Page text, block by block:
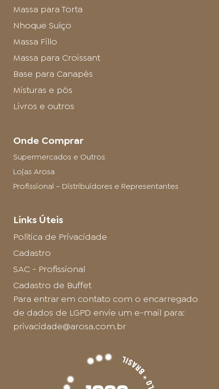
Massa para Torta
Nhoque Suíço
Massa Fillo
Massa para Croissant
Base para Canapés
Misturas e pós
Livros e outros
Onde Comprar
Supermercados e Outros
Lojas Arosa
Profissional – Distribuidores e Representantes
Links Úteis
Política de Privacidade
Cadastro
SAC - Profissional
Cadastro de Buffet
Para entrar em contato com o encarregado
de dados de LGPD envie um e-mail para:
privacidade@arosa.com.br